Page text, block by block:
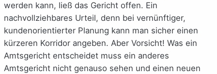
werden kann, ließ das Gericht offen. Ein
nachvollziehbares Urteil, denn bei vernünftiger,
kundenorientierter Planung kann man sicher einen
kürzeren Korridor angeben. Aber Vorsicht! Was ein
Amtsgericht entscheidet muss ein anderes
Amtsgericht nicht genauso sehen und einen neuen